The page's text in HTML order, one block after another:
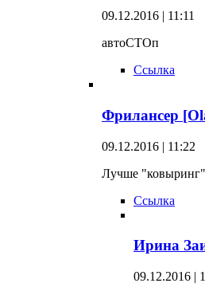
09.12.2016 | 11:11
автоСТОп
Ссылка
Фрилансер
09.12.2016 | 11:22
Лучше
Ссылка
Ирина
09.12.2016 |